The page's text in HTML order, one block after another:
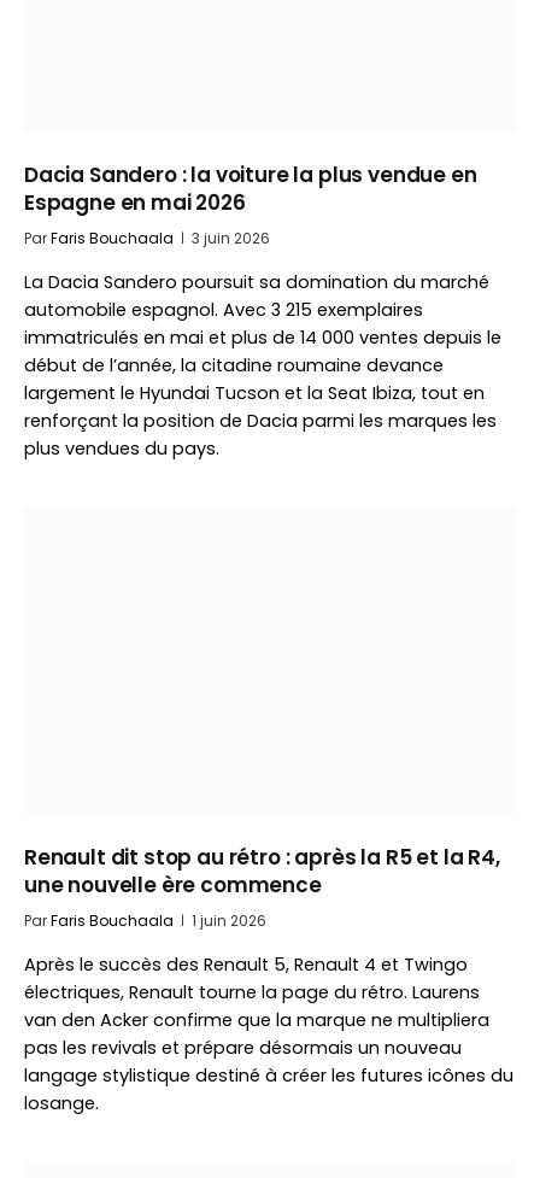
Dacia Sandero : la voiture la plus vendue en
Espagne en mai 2026
ParFaris Bouchaala 3 juin 2026
La Dacia Sandero poursuit sa domination du marché
automobile espagnol. Avec 3 215 exemplaires
immatriculés en mai et plus de 14 000 ventes depuis le
début de l’année, la citadine roumaine devance
largement le Hyundai Tucson et la Seat Ibiza, tout en
renforçant la position de Dacia parmi les marques les
plus vendues du pays.
Renault dit stop au rétro : après la R5 et la R4,
une nouvelle ère commence
ParFaris Bouchaala 1 juin 2026
Après le succès des Renault 5, Renault 4 et Twingo
électriques, Renault tourne la page du rétro. Laurens
van den Acker confirme que la marque ne multipliera
pas les revivals et prépare désormais un nouveau
langage stylistique destiné à créer les futures icônes du
losange.